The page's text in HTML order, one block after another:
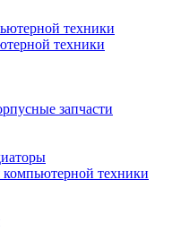
техники
техники
запчасти
компьютерной техники